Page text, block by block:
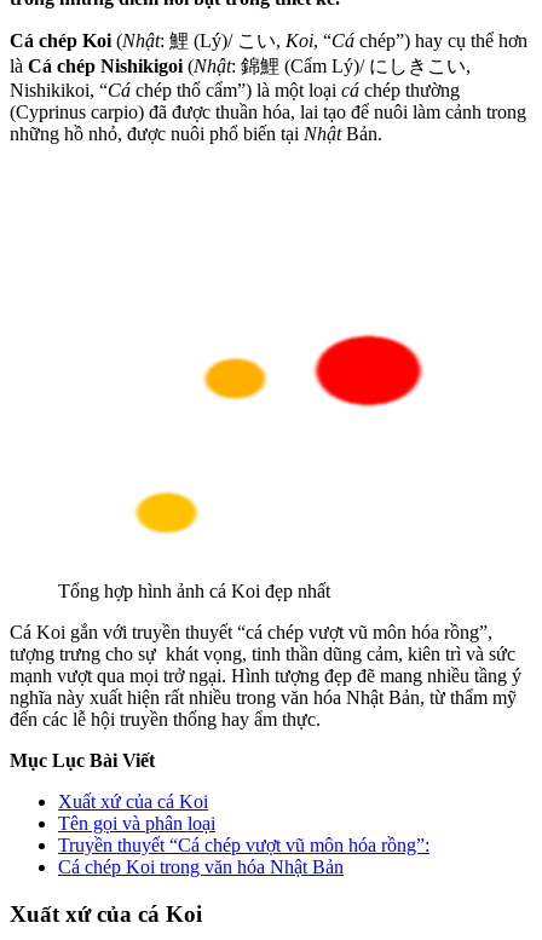
Cá chép Koi (Nhật: 鯉 (Lý)/ こい, Koi, “Cá chép”) hay cụ thể hơn
là Cá chép Nishikigoi (Nhật: 錦鯉 (Cẩm Lý)/ にしきこい,
Nishikikoi, “Cá chép thổ cẩm”) là một loại cá chép thường
(Cyprinus carpio) đã được thuần hóa, lai tạo để nuôi làm cảnh trong
những hồ nhỏ, được nuôi phổ biến tại NhậtBản.
Tổng hợp hình ảnh cá Koi đẹp nhất
Cá Koi gắn với truyền thuyết “cá chép vượt vũ môn hóa rồng”,
tượng trưng cho sự khát vọng, tinh thần dũng cảm, kiên trì và sức
mạnh vượt qua mọi trở ngại. Hình tượng đẹp đẽ mang nhiều tầng ý
nghĩa này xuất hiện rất nhiều trong văn hóa Nhật Bản, từ thẩm mỹ
đến các lễ hội truyền thống hay ẩm thực.
Mục Lục Bài Viết
Xuất xứ của cá Koi
Tên gọi và phân loại
Truyền thuyết “Cá chép vượt vũ môn hóa rồng”:
Cá chép Koi trong văn hóa Nhật Bản
Xuất xứ của cá Koi